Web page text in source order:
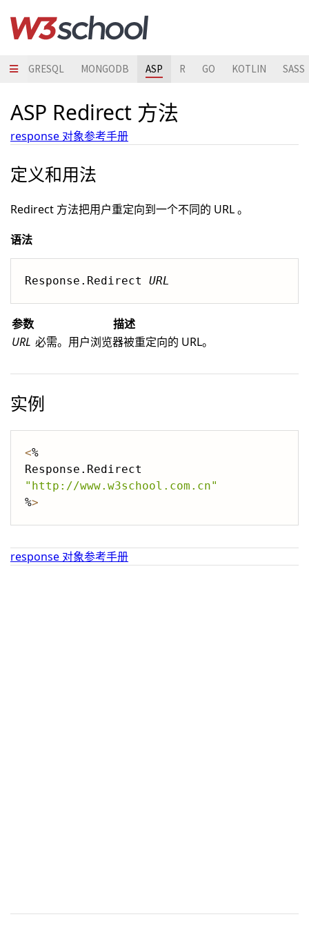
POSTGRESQL MONGODB ASP R GO KOTLIN SASS
ASP Redirect 方法
response 对象参考手册
定义和用法
Redirect 方法把用户重定向到一个不同的 URL 。
语法
Response.Redirect URL
参数
描述
URL 必需。用户浏览器被重定向的 URL。
实例
<%
"http://www.w3school.com.cn"
%>
response 对象参考手册